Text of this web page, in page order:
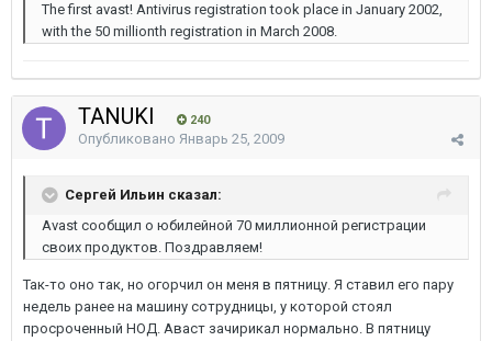
The first avast! Antivirus registration took place in January 2002,
with the 50 millionth registration in March 2008.
TANUKI 240
Опубликовано Январь 25, 2009
Сергей Ильин сказал:
Avast сообщил о юбилейной 70 миллионной регистрации
своих продуктов. Поздравляем!
Так-то оно так, но огорчил он меня в пятницу. Я ставил его пару
недель ранее на машину сотрудницы, у которой стоял
просроченный НОД. Аваст зачирикал нормально. В пятницу